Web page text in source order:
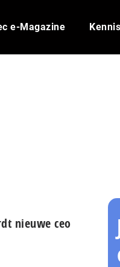
e-Magazine
nieuwe ceo